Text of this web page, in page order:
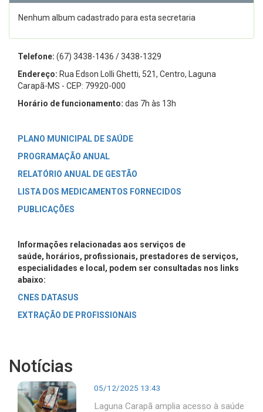
Nenhum album cadastrado para esta secretaria
Telefone: (67) 3438-1436 / 3438-1329
Endereço: Rua Edson Lolli Ghetti, 521, Centro, Laguna
Carapã-MS - CEP: 79920-000
Horário de funcionamento: das 7h às 13h
PLANO MUNICIPAL DE SAÚDE
PROGRAMAÇÃO ANUAL
RELATÓRIO ANUAL DE GESTÃO
LISTA DOS MEDICAMENTOS FORNECIDOS
PUBLICAÇÕES
Informações relacionadas aos serviços de
saúde, horários, profissionais, prestadores de serviços,
especialidades e local, podem ser consultadas nos links
abaixo:
CNES DATASUS
EXTRAÇÃO DE PROFISSIONAIS
Notícias
05/12/2025 13:43
Laguna Carapã amplia acesso à saúde